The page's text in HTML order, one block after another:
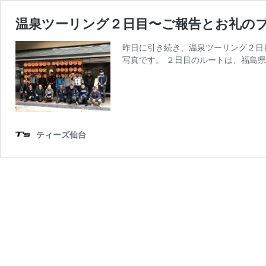
温泉ツーリング２日目〜ご報告とお礼の
昨日に引き続き、温泉ツーリング２
写真です。 ２日目のルートは、福島
ティーズ仙台